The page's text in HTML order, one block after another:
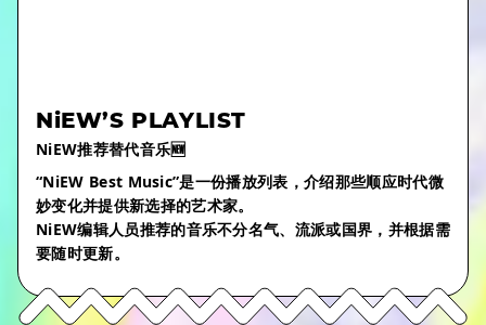
NiEW’S PLAYLIST
NiEW推荐替代音乐🆕
“NiEW Best Music”是一份播放列表，介绍那些顺应时代微
妙变化并提供新选择的艺术家。
NiEW编辑人员推荐的音乐不分名气、流派或国界，并根据需
要随时更新。